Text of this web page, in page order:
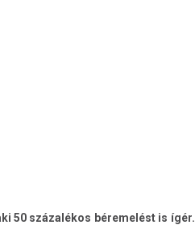
50 százalékos béremelést is ígér.